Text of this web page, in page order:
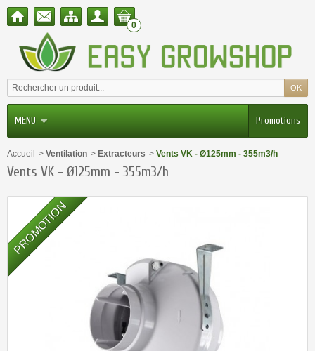
0
MENU Promotions
Accueil > Ventilation > Extracteurs > Vents VK - Ø125mm - 355m3/h
Vents VK - Ø125mm - 355m3/h
PROMOTION